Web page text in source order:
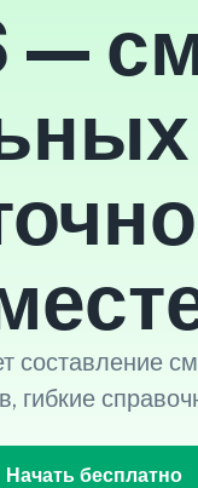
—
гибкие
Начать бесплатно